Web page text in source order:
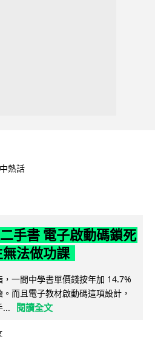
熱話
手書 電子啟動碼鎖死
法做功課
一間中學書單價錢按年加 14.7%
而且電子教材啟動碼這項設計，
...
閱讀全文